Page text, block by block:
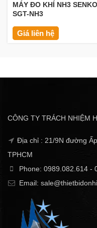
MÁY ĐO KHÍ NH3 SENKO
SGT-NH3
Giá liên hệ
CÔNG TY TRÁCH NHIỆM
Địa chỉ : 21/9N đường
TPHCM
Phone: 0989.082.614 -
Email: